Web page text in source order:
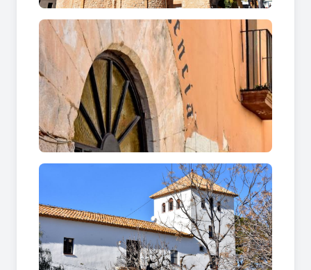
catalanes davant un hipotètic desembarcament
de les tropes franquistes. Constava d’un niu de
metralladora del que avui dia no es conserva cap
vestigi. El recorregut finalitza al’oficina de
turisme
situada al C/Francesc Macià, 3.
Sortida: Plaça Sant Cristòfol
Longitud: 1.040 m
Temps total: 60 min